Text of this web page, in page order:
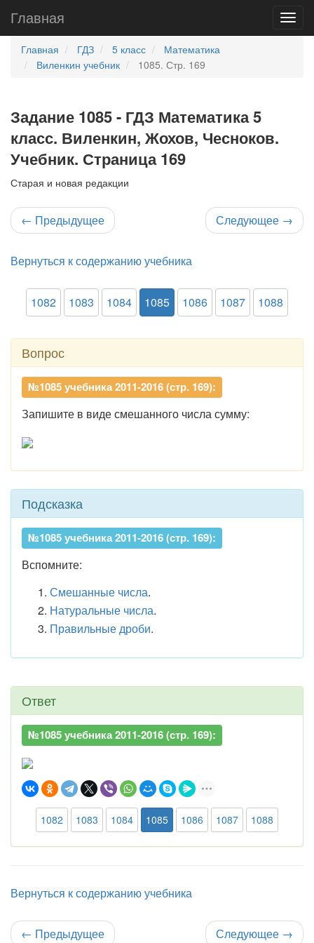
Главная
Главная ГДЗ 5 класс
Математика
Виленкин учебник
1085. Стр. 169
Задание 1085 - ГДЗ Математика 5
класс. Виленкин, Жохов, Чесноков.
Учебник. Страница 169
Старая и новая редакции
← Предыдущее Следующее →
Вернуться к содержанию учебника
1082 1083 1084 1085 1086 1087 1088
Вопрос
№1085 учебника 2011-2016 (стр. 169):
Запишите в виде смешанного числа сумму:
Подсказка
№1085 учебника 2011-2016 (стр. 169):
Вспомните:
Смешанные числа.
Натуральные числа.
Правильные дроби.
Ответ
№1085 учебника 2011-2016 (стр. 169):
1082 1083 1084 1085 1086 1087 1088
Вернуться к содержанию учебника
← Предыдущее Следующее →